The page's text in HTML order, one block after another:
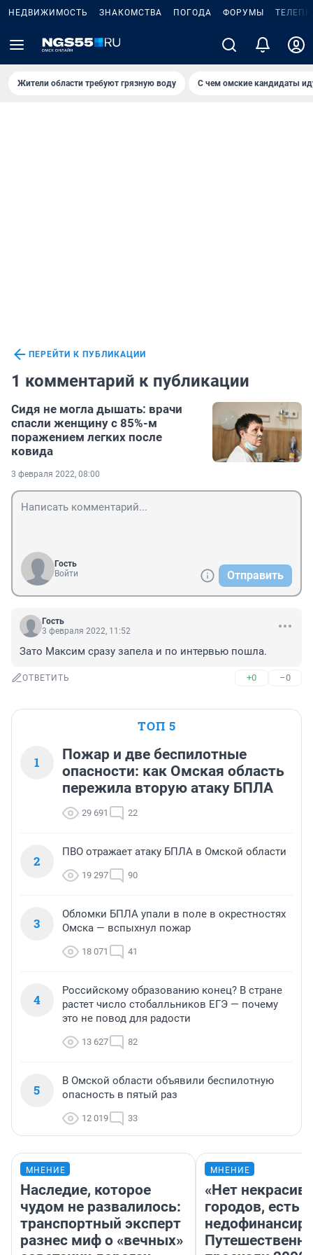
НЕДВИЖИМОСТЬ ЗНАКОМСТВА ПОГОДА ФОРУМЫ
Жители области требуют грязную воду С чем омские кандидаты
ПЕРЕЙТИ К ПУБЛИКАЦИИ
1 комментарий к публикации
Сидя не могла дышать: врачи
спасли женщину с 85%-м
поражением легких после
ковида
3 февраля 2022, 08:00
Гость
Войти
Отправить
Гость
3 февраля 2022, 11:52
Зато Максим сразу запела и по интервью пошла.
ОТВЕТИТЬ +0 –0
ТОП 5
1
Пожар и две беспилотные
опасности: как Омская область
пережила вторую атаку БПЛА
29 691 22
2
ПВО отражает атаку БПЛА в Омской области
19 297 90
3
Обломки БПЛА упали в поле в окрестностях
Омска — вспыхнул пожар
18 071 41
4
Российскому образованию конец? В стране
растет число стобалльников ЕГЭ — почему
это не повод для радости
13 627 82
5
В Омской области объявили беспилотную
опасность в пятый раз
12 019 33
МНЕНИЕ
Наследие, которое
чудом не развалилось:
транспортный эксперт
разнес миф о «вечных»
МНЕНИЕ
«Нет
городов, есть